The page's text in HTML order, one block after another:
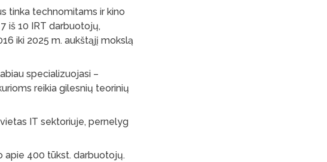
tinka technomitams ir kino
iš 10 IRT darbuotojų,
iki 2025 m. aukštąjį mokslą
specializuojasi –
reikia gilesnių teorinių
IT sektoriuje, pernelyg
apie 400 tūkst. darbuotojų.